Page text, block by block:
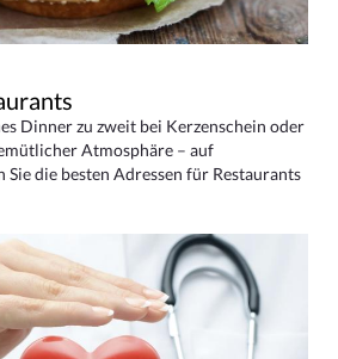
Dinner zu zweit bei Kerzenschein oder
Atmosphäre – auf
Sie die besten Adressen für Restaurants